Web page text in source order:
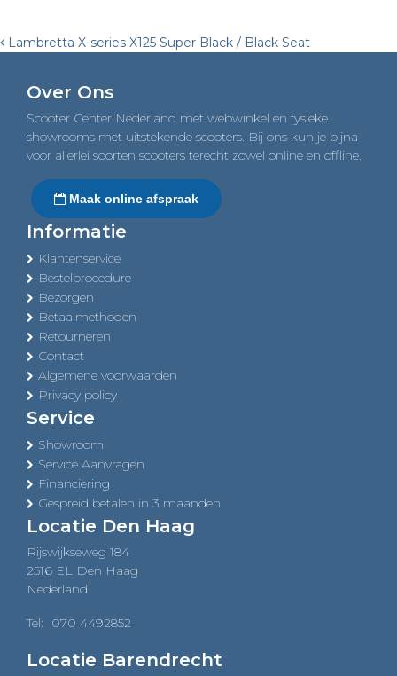
Post
navigation
Lambretta X-series X125 Super Black / Black Seat
Over Ons
Scooter Center Nederland met webwinkel en fysieke
showrooms met uitstekende scooters. Bij ons kun je bijna
voor allerlei soorten scooters terecht zowel online en offline.
Maak online afspraak
Informatie
Klantenservice
Bestelprocedure
Bezorgen
Betaalmethoden
Retourneren
Contact
Algemene voorwaarden
Privacy policy
Service
Showroom
Service Aanvragen
Financiering
Gespreid betalen in 3 maanden
Locatie Den Haag
Rijswijkseweg 184
2516 EL Den Haag
Nederland
Tel: 070 4492852
Locatie Barendrecht